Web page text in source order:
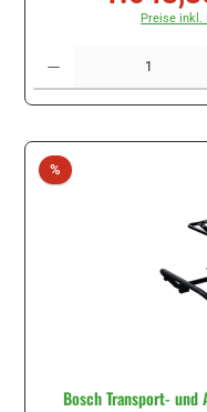
Preise inkl.
%Rabatt
Bosch Transport- und